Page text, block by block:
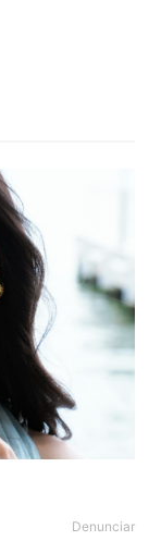
Denunciar